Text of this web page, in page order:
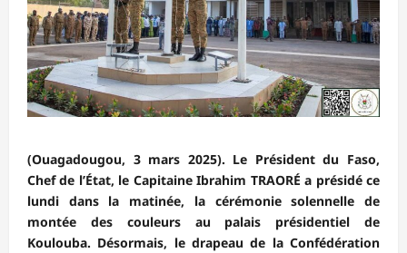
(Ouagadougou, 3 mars 2025). Le Président du Faso,
Chef de l’État, le Capitaine Ibrahim TRAORÉ a présidé ce
lundi dans la matinée, la cérémonie solennelle de
montée des couleurs au palais présidentiel de
Koulouba. Désormais, le drapeau de la Confédération